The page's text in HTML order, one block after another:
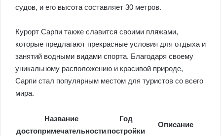
судов, и его высота составляет 30 метров.
Курорт Сарпи также славится своими пляжами,
которые предлагают прекрасные условия для отдыха и
занятий водными видами спорта. Благодаря своему
уникальному расположению и красивой природе,
Сарпи стал популярным местом для туристов со всего
мира.
Название
достопримечательности
Год
постройки
Описание